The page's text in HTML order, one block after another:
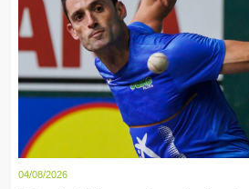
04/08/2026